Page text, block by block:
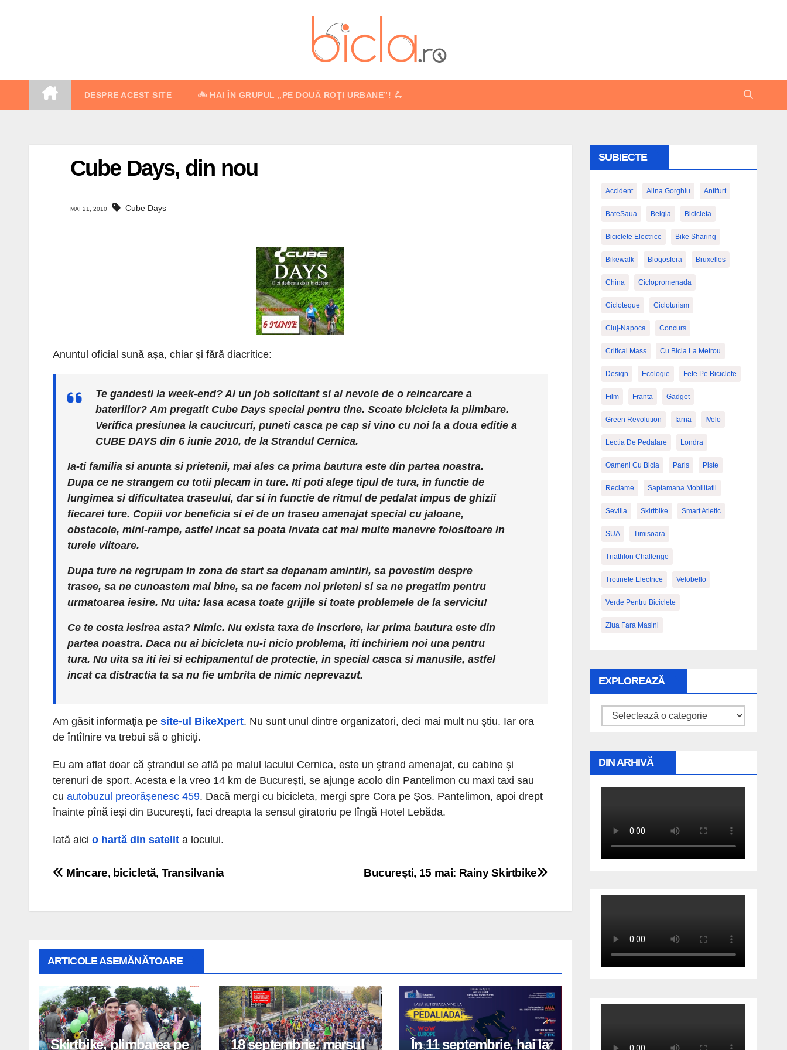
DESPRE ACEST SITE 🚲 HAI ÎN GRUPUL „PE DOUĂ ROȚI URBANE”! 🛴
Cube Days, din nou
MAI 21, 2010 Cube Days
Anuntul oficial sună aşa, chiar şi fără diacritice:
Te gandesti la week-end? Ai un job solicitant si ai nevoie de o reincarcare a
bateriilor? Am pregatit Cube Days special pentru tine. Scoate bicicleta la plimbare.
Verifica presiunea la cauciucuri, puneti casca pe cap si vino cu noi la a doua editie a
CUBE DAYS din 6 iunie 2010, de la Strandul Cernica.
Ia-ti familia si anunta si prietenii, mai ales ca prima bautura este din partea noastra.
Dupa ce ne strangem cu totii plecam in ture. Iti poti alege tipul de tura, in functie de
lungimea si dificultatea traseului, dar si in functie de ritmul de pedalat impus de ghizii
fiecarei ture. Copiii vor beneficia si ei de un traseu amenajat special cu jaloane,
obstacole, mini-rampe, astfel incat sa poata invata cat mai multe manevre folositoare in
turele viitoare.
Dupa ture ne regrupam in zona de start sa depanam amintiri, sa povestim despre
trasee, sa ne cunoastem mai bine, sa ne facem noi prieteni si sa ne pregatim pentru
urmatoarea iesire. Nu uita: lasa acasa toate grijile si toate problemele de la serviciu!
Ce te costa iesirea asta? Nimic. Nu exista taxa de inscriere, iar prima bautura este din
partea noastra. Daca nu ai bicicleta nu-i nicio problema, iti inchiriem noi una pentru
tura. Nu uita sa iti iei si echipamentul de protectie, in special casca si manusile, astfel
incat ca distractia ta sa nu fie umbrita de nimic neprevazut.
Am găsit informaţia pe site-ul BikeXpert. Nu sunt unul dintre organizatori, deci mai mult nu ştiu. Iar ora
de întîlnire va trebui să o ghiciţi.
Eu am aflat doar că ştrandul se află pe malul lacului Cernica, este un ştrand amenajat, cu cabine şi
terenuri de sport. Acesta e la vreo 14 km de Bucureşti, se ajunge acolo din Pantelimon cu maxi taxi sau
cu autobuzul preorăşenesc 459. Dacă mergi cu bicicleta, mergi spre Cora pe Şos. Pantelimon, apoi drept
înainte pînă ieşi din Bucureşti, faci dreapta la sensul giratoriu pe lîngă Hotel Lebăda.
Iată aici o hartă din satelit a locului.
Navigare
București, 15 mai: Rainy Skirtbike
Mîncare, bicicletă, Transilvania
ARTICOLE ASEMĂNĂTOARE
Skirtbike, plimbarea pe 18 septembrie: marșul În 11 septembrie, hai la
SUBIECTE
Accident Alina Gorghiu Antifurt
BateSaua Belgia Bicicleta
Biciclete Electrice Bike Sharing
Bikewalk Blogosfera Bruxelles
China Ciclopromenada
Cicloteque Cicloturism
Cluj-Napoca Concurs
Critical Mass Cu Bicla La Metrou
Design Ecologie Fete Pe Biciclete
Film Franta Gadget
Green Revolution Iarna IVelo
Lectia De Pedalare Londra
Oameni Cu Bicla Paris Piste
Reclame Saptamana Mobilitatii
Sevilla Skirtbike Smart Atletic
SUA Timisoara
Triathlon Challenge
Trotinete Electrice Velobello
Verde Pentru Biciclete
Ziua Fara Masini
EXPLOREAZĂ
Explorează
DIN ARHIVĂ